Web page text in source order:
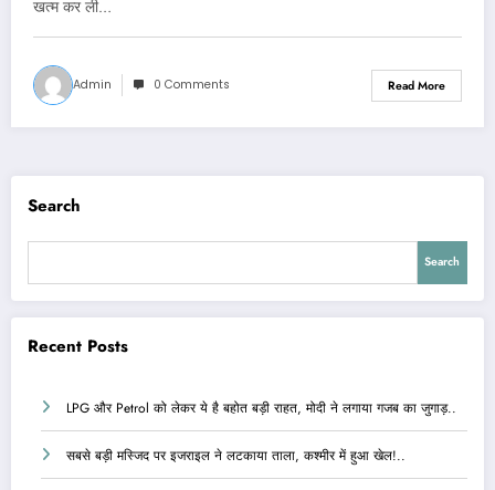
खत्म कर ली…
Admin 0 Comments Read More
Search
Search
Recent Posts
LPG और Petrol को लेकर ये है बहोत बड़ी राहत, मोदी ने लगाया गजब का जुगाड़..
सबसे बड़ी मस्जिद पर इजराइल ने लटकाया ताला, कश्मीर में हुआ खेल!..